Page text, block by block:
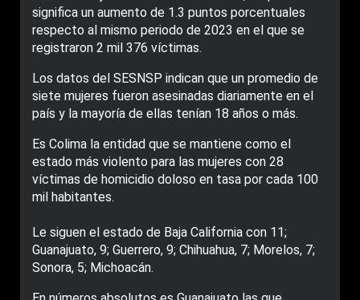
significa un aumento de 1.3 puntos porcentuales
respecto al mismo periodo de 2023 en el que se
registraron 2 mil 376 víctimas.
Los datos del SESNSP indican que un promedio de
siete mujeres fueron asesinadas diariamente en el
país y la mayoría de ellas tenían 18 años o más.
Es Colima la entidad que se mantiene como el
estado más violento para las mujeres con 28
víctimas de homicidio doloso en tasa por cada 100
mil habitantes.
Le siguen el estado de Baja California con 11;
Guanajuato, 9; Guerrero, 9; Chihuahua, 7; Morelos, 7;
Sonora, 5; Michoacán.